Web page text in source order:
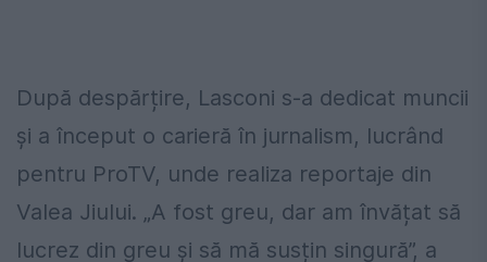
După despărțire, Lasconi s-a dedicat muncii
și a început o carieră în jurnalism, lucrând
pentru ProTV, unde realiza reportaje din
Valea Jiului. „A fost greu, dar am învățat să
lucrez din greu și să mă susțin singură”, a